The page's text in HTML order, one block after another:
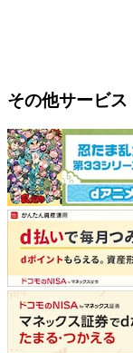
その他サービス